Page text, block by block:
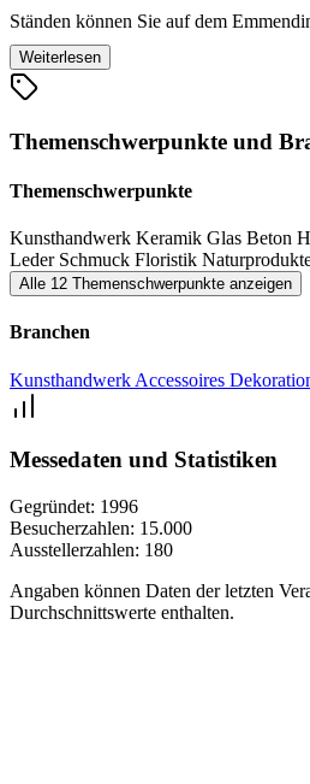
Ständen können Sie auf dem
Kunstschaffenden über die Schultern
deren Handwerk bekommen.
Handgemachtes und Kunsthandwerk
Emmendinger Künstlermarkt nicht
Weiterlesen
Themenschwerpunkte und
Themenschwerpunkte
Kunsthandwerk Keramik Glas Beton
Leder Schmuck Floristik
Alle 12 Themenschwerpunkte anzeigen
Branchen
Kunsthandwerk Accessoires
Messedaten und Statistiken
Gegründet: 1996
Besucherzahlen: 15.000
Ausstellerzahlen: 180
Angaben können Daten der letzten
Durchschnittswerte enthalten.